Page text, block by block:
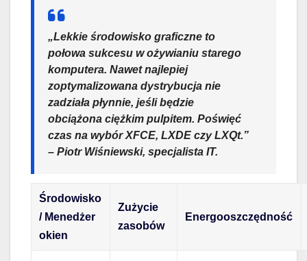
„Lekkie środowisko graficzne to
połowa sukcesu w ożywianiu starego
komputera. Nawet najlepiej
zoptymalizowana dystrybucja nie
zadziała płynnie, jeśli będzie
obciążona ciężkim pulpitem. Poświęć
czas na wybór XFCE, LXDE czy LXQt.”
– Piotr Wiśniewski, specjalista IT.
Środowisko
/ Menedżer
okien
Zużycie
zasobów
Energooszczędność